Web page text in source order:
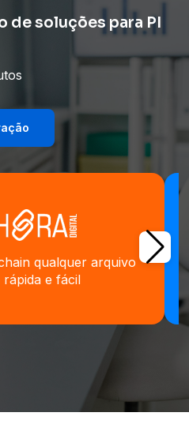
de soluções para PI
qualquer arquivo
e fácil